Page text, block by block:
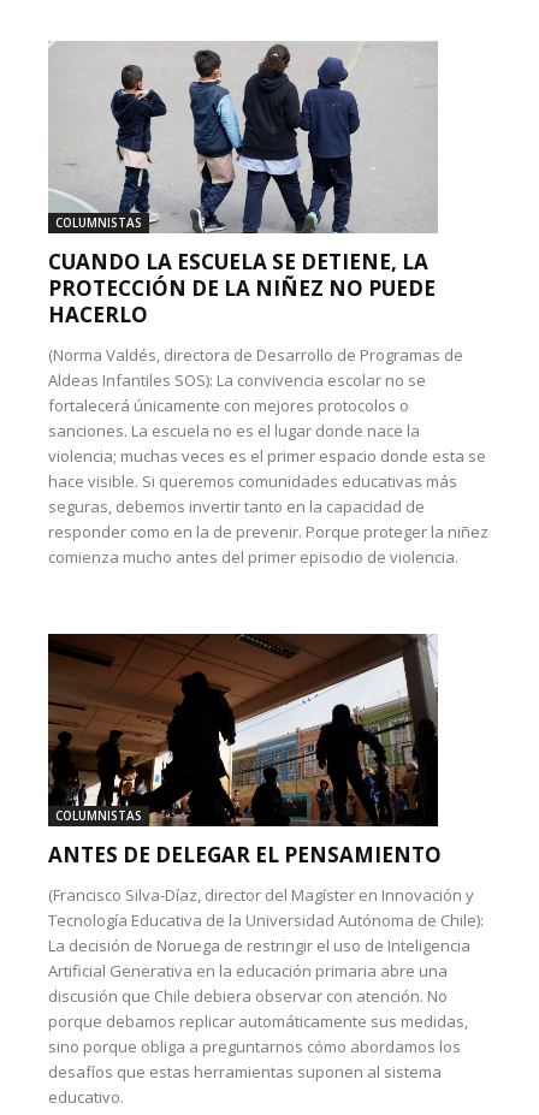
COLUMNISTAS
CUANDO LA ESCUELA SE DETIENE, LA
PROTECCIÓN DE LA NIÑEZ NO PUEDE
HACERLO
(Norma Valdés, directora de Desarrollo de Programas de
Aldeas Infantiles SOS): La convivencia escolar no se
fortalecerá únicamente con mejores protocolos o
sanciones. La escuela no es el lugar donde nace la
violencia; muchas veces es el primer espacio donde esta se
hace visible. Si queremos comunidades educativas más
seguras, debemos invertir tanto en la capacidad de
responder como en la de prevenir. Porque proteger la niñez
comienza mucho antes del primer episodio de violencia.
COLUMNISTAS
ANTES DE DELEGAR EL PENSAMIENTO
(Francisco Silva-Díaz, director del Magíster en Innovación y
Tecnología Educativa de la Universidad Autónoma de Chile):
La decisión de Noruega de restringir el uso de Inteligencia
Artificial Generativa en la educación primaria abre una
discusión que Chile debiera observar con atención. No
porque debamos replicar automáticamente sus medidas,
sino porque obliga a preguntarnos cómo abordamos los
desafíos que estas herramientas suponen al sistema
educativo.